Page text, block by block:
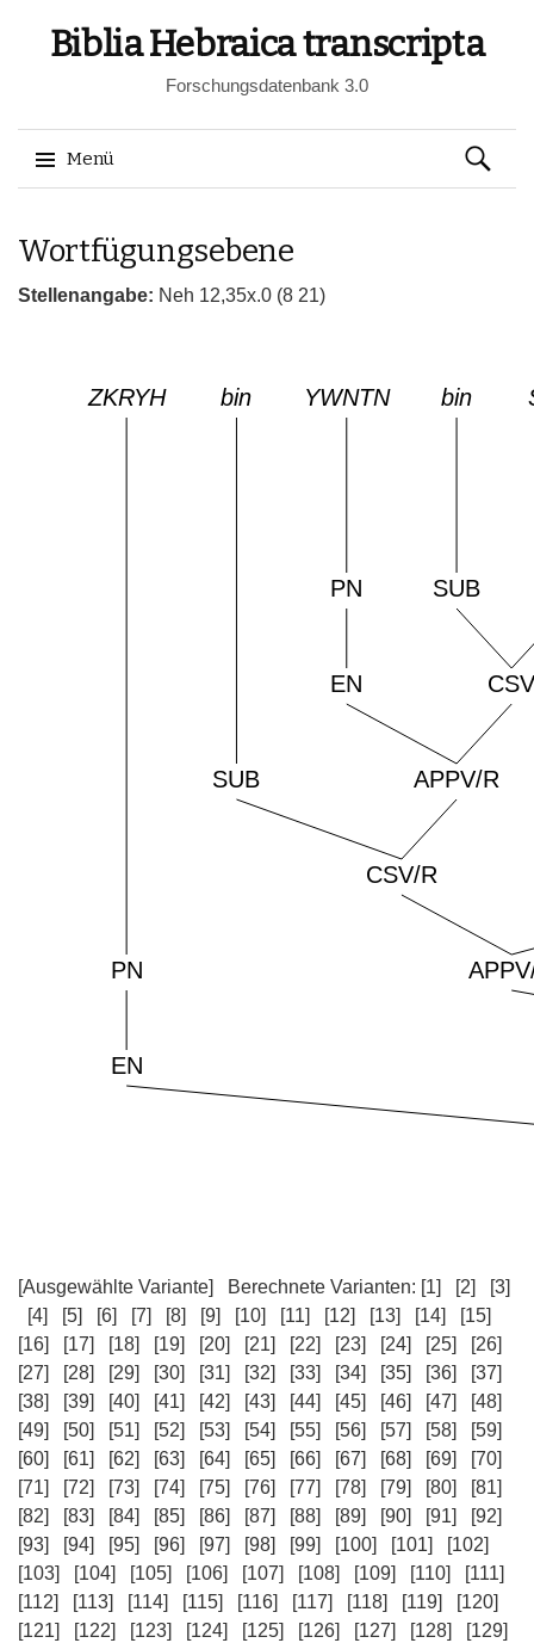
Biblia Hebraica transcripta
Forschungsdatenbank 3.0
Menü
zum
Suchen
nach:
Wortfügungsebene
Stellenangabe: Neh 12,35x.0 (8 21)
[Ausgewählte Variante] Berechnete Varianten: [1] [2]
[3]
[4]
[5] [6] [7] [8] [9] [10] [11] [12] [13] [14]
[15]
[16]
[17] [18] [19] [20] [21] [22] [23] [24] [25]
[26]
[27]
[28] [29] [30] [31] [32] [33] [34] [35] [36]
[37]
[38]
[39] [40] [41] [42] [43] [44] [45] [46] [47]
[48]
[49]
[50] [51] [52] [53] [54] [55] [56] [57] [58]
[59]
[60]
[61] [62] [63] [64] [65] [66] [67] [68] [69]
[70]
[71]
[72] [73] [74] [75] [76] [77] [78] [79] [80]
[81]
[82]
[83] [84] [85] [86] [87] [88] [89] [90] [91]
[92]
[93]
[94] [95] [96] [97] [98] [99] [100] [101]
[102]
[103]
[104] [105] [106] [107] [108] [109] [110]
[111]
[112]
[113] [114] [115] [116] [117] [118] [119]
[120]
[121]
[122] [123] [124] [125] [126] [127] [128]
[129]